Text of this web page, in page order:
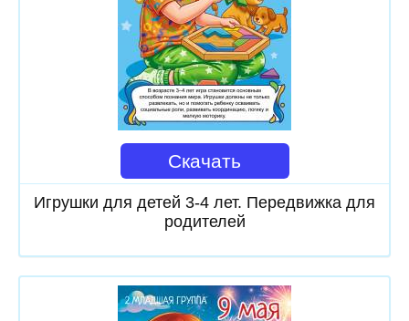
Скачать
Игрушки для детей 3-4 лет. Передвижка для
родителей